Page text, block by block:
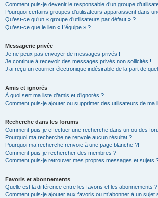
Comment puis-je devenir le responsable d’un groupe
Pourquoi certains groupes d’utilisateurs apparaissent dans
Qu’est-ce qu’un « groupe d’utilisateurs par défaut » ?
Qu’est-ce que le lien « L’équipe » ?
Messagerie privée
Je ne peux pas envoyer de messages privés !
Je continue à recevoir des messages privés non sollicités !
J’ai reçu un courrier électronique indésirable de la part de
Amis et ignorés
À quoi sert ma liste d’amis et d’ignorés ?
Comment puis-je ajouter ou supprimer des utilisateurs de ma
Recherche dans les forums
Comment puis-je effectuer une recherche dans un ou des
Pourquoi ma recherche ne renvoie aucun résultat ?
Pourquoi ma recherche renvoie à une page blanche ?!
Comment puis-je rechercher des membres ?
Comment puis-je retrouver mes propres messages et sujets
Favoris et abonnements
Quelle est la différence entre les favoris et les abonnements ?
Comment puis-je ajouter aux favoris ou m’abonner à un sujet